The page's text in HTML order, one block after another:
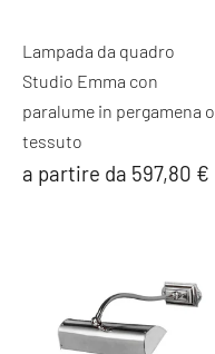
Lampada da quadro
Studio Emma con
paralume in pergamena o
tessuto
a partire da 597,80 €